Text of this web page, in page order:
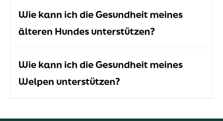
Wie kann ich die Gesundheit meines
älteren Hundes unterstützen?
Wie kann ich die Gesundheit meines
Welpen unterstützen?